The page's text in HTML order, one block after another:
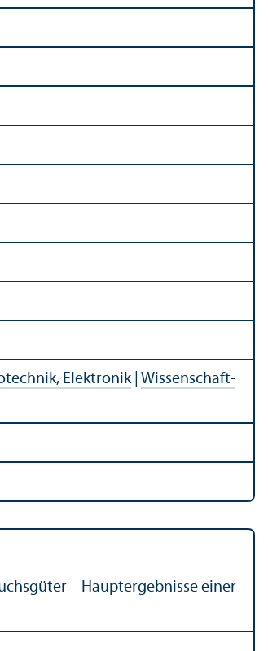
Elektronik| Wissenschaft­
– Hauptergebnisse einer